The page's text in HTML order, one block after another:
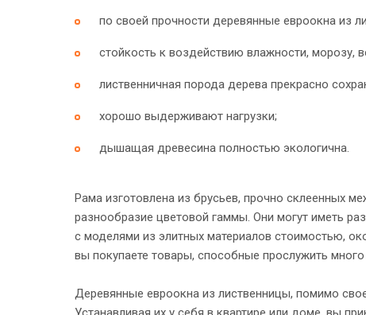
по своей прочности деревянные евроокна из
стойкость к воздействию влажности, морозу,
лиственничная порода дерева прекрасно
хорошо выдерживают нагрузки;
дышащая древесина полностью экологична.
Рама изготовлена из брусьев, прочно склеенных
разнообразие цветовой гаммы. Они могут иметь
с моделями из элитных материалов стоимостью,
вы покупаете товары, способные прослужить много
Деревянные евроокна из лиственницы, помимо